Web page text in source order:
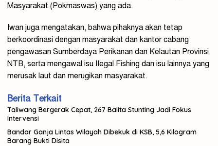
Masyarakat (Pokmaswas) yang ada.
Iwan juga mengatakan, bahwa pihaknya akan tetap
berkoordinasi dengan masyarakat dan kantor cabang
pengawasan Sumberdaya Perikanan dan Kelautan Provinsi
NTB, serta mengawal isu IIegal Fishing dan isu lainnya yang
merusak laut dan merugikan masyarakat.
Berita Terkait
Taliwang Bergerak Cepat, 267 Balita Stunting Jadi Fokus
Intervensi
Bandar Ganja Lintas Wilayah Dibekuk di KSB, 5,6 Kilogram
Barang Bukti Disita